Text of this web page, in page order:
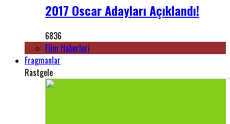
2017 Oscar Adayları Açıklandı!
6836
Film Haberleri
Fragmanlar
Rastgele